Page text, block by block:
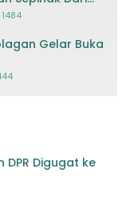
1484
Gelar Buka
DPR Digugat ke